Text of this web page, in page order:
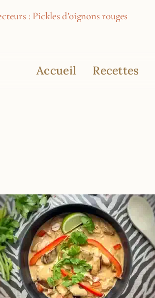
: Pickles d’oignons rouges
Accueil Recettes